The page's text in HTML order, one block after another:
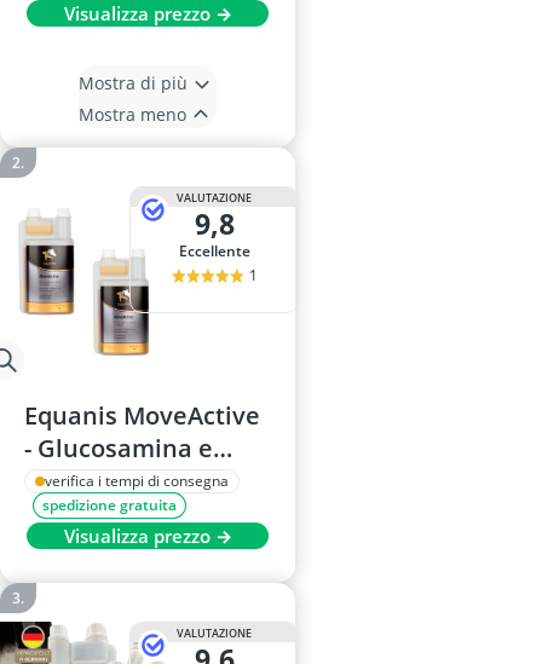
Visualizza prezzo →
Mostra di più
Mostra meno
VALUTAZIONE
9,8
Eccellente
1
Equanis MoveActive
- Glucosamina e
MSM per cavalli, 2 x
1 l
verifica i tempi di consegna
spedizione gratuita
Visualizza prezzo →
VALUTAZIONE